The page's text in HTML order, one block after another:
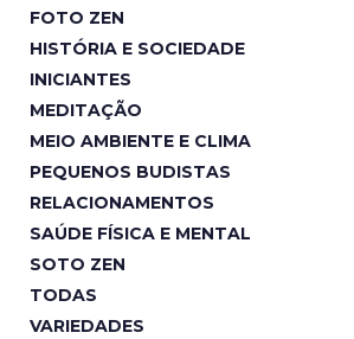
FOTO ZEN
HISTÓRIA E SOCIEDADE
INICIANTES
MEDITAÇÃO
MEIO AMBIENTE E CLIMA
PEQUENOS BUDISTAS
RELACIONAMENTOS
SAÚDE FÍSICA E MENTAL
SOTO ZEN
TODAS
VARIEDADES